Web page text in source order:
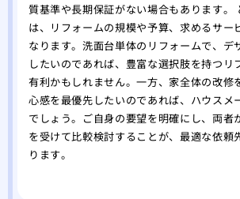
質基準や長期保証がない場合もあります。
は、リフォームの規模や予算、求めるサー
なります。洗面台単体のリフォームで、デ
したいのであれば、豊富な選択肢を持つリ
有利かもしれません。一方、家全体の改修
心感を最優先したいのであれば、ハウスメ
でしょう。ご自身の要望を明確にし、両者
を受けて比較検討することが、最適な依頼
ります。